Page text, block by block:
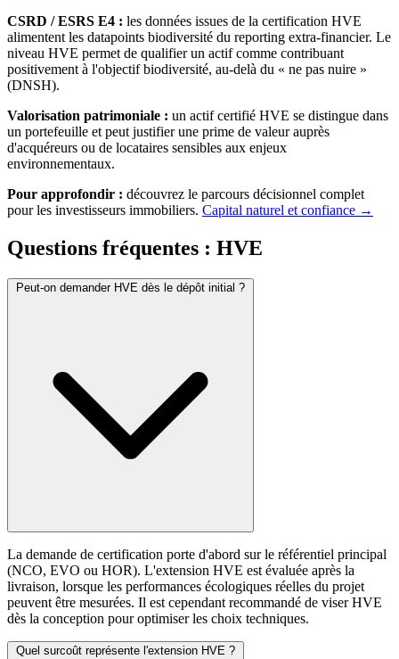
CSRD / ESRS E4 : les données issues de la certification HVE
alimentent les datapoints biodiversité du reporting extra-financier. Le
niveau HVE permet de qualifier un actif comme contribuant
positivement à l'objectif biodiversité, au-delà du « ne pas nuire »
(DNSH).
Valorisation patrimoniale : un actif certifié HVE se distingue dans
un portefeuille et peut justifier une prime de valeur auprès
d'acquéreurs ou de locataires sensibles aux enjeux
environnementaux.
Pour approfondir : découvrez le parcours décisionnel complet
pour les investisseurs immobiliers. Capital naturel et confiance →
Questions fréquentes : HVE
Peut-on demander HVE dès le dépôt initial ?
La demande de certification porte d'abord sur le référentiel principal
(NCO, EVO ou HOR). L'extension HVE est évaluée après la
livraison, lorsque les performances écologiques réelles du projet
peuvent être mesurées. Il est cependant recommandé de viser HVE
dès la conception pour optimiser les choix techniques.
Quel surcoût représente l'extension HVE ?